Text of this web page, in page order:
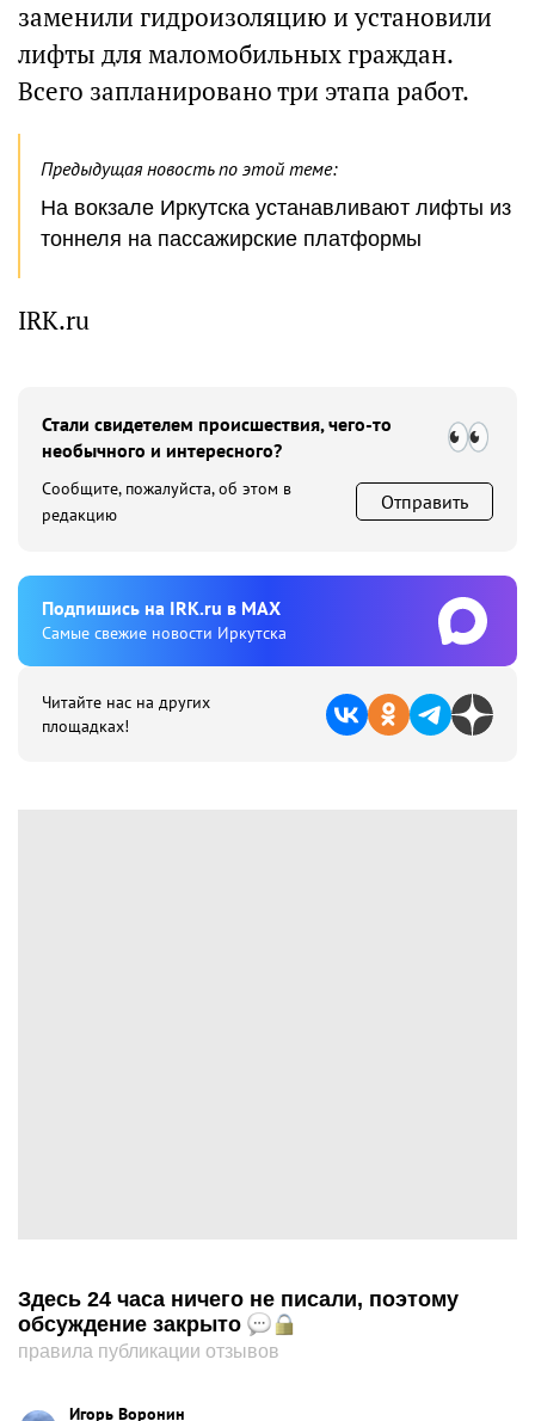
заменили гидроизоляцию и установили
лифты для маломобильных граждан.
Всего запланировано три этапа работ.
Предыдущая новость по этой теме:
На вокзале Иркутска устанавливают лифты из
тоннеля на пассажирские платформы
IRK.ru
Стали свидетелем происшествия, чего-то
необычного и интересного?
Сообщите, пожалуйста, об этом в
редакцию
Отправить
Подпишиcь на IRK.ru в MAX
Cамые свежие новости Иркутска
Читайте нас на других
площадках!
Здесь 24 часа ничего не писали, поэтому
обсуждение закрыто
правила публикации отзывов
Игорь Воронин